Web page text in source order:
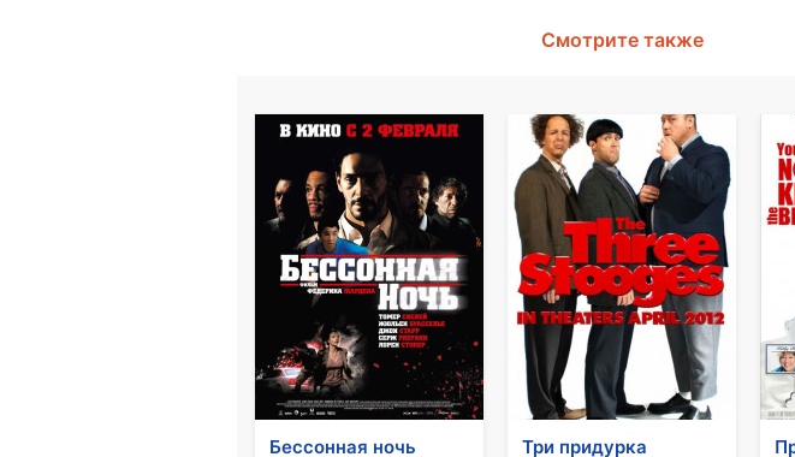
Смотрите также
Бессонная ночь Три придурка